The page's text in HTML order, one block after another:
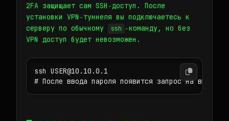
2FA защищает сам SSH‑доступ. После
установки VPN‑туннеля вы подключаетесь к
серверу по обычному
ssh ‑команду, но без
VPN доступ будет невозможен.
ssh USER@10.10.0.1
# После ввода пароля появится запрос на ввод